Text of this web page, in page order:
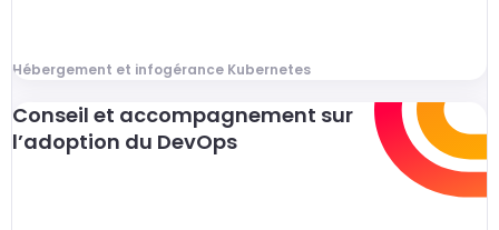
Hébergement et infogérance Kubernetes
Conseil et accompagnement sur
l’adoption du DevOps